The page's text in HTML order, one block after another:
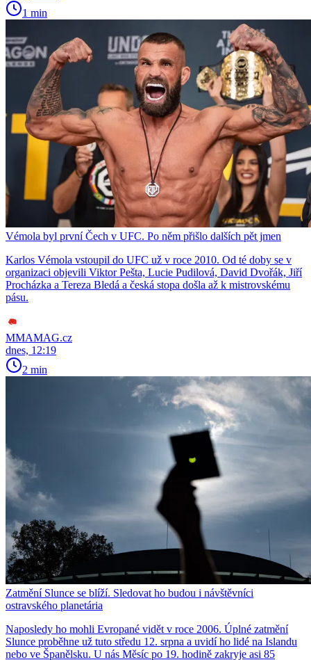
1 min
Vémola byl první Čech v UFC. Po něm přišlo dalších pět jmen
Karlos Vémola vstoupil do UFC už v roce 2010. Od té doby se v
organizaci objevili Viktor Pešta, Lucie Pudilová, David Dvořák, Jiří
Procházka a Tereza Bledá a česká stopa došla až k mistrovskému
pásu.
MMAMAG.cz
dnes, 12:19
2 min
Zatmění Slunce se blíží. Sledovat ho budou i návštěvníci
ostravského planetária
Naposledy ho mohli Evropané vidět v roce 2006. Úplné zatmění
Slunce proběhne už tuto středu 12. srpna a uvidí ho lidé na Islandu
nebo ve Španělsku. U nás Měsíc po 19. hodině zakryje asi 85